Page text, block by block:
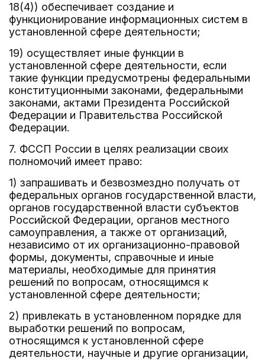
18(4)) обеспечивает создание и
функционирование информационных систем в
установленной сфере деятельности;
19) осуществляет иные функции в
установленной сфере деятельности, если
такие функции предусмотрены федеральными
конституционными законами, федеральными
законами, актами Президента Российской
Федерации и Правительства Российской
Федерации.
7. ФССП России в целях реализации своих
полномочий имеет право:
1) запрашивать и безвозмездно получать от
федеральных органов государственной власти,
органов государственной власти субъектов
Российской Федерации, органов местного
самоуправления, а также от организаций,
независимо от их организационно-правовой
формы, документы, справочные и иные
материалы, необходимые для принятия
решений по вопросам, относящимся к
установленной сфере деятельности;
2) привлекать в установленном порядке для
выработки решений по вопросам,
относящимся к установленной сфере
деятельности, научные и другие организации,